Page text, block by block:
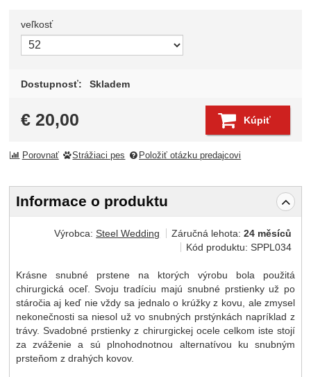
Zvoľte variant
veľkosť
Dostupnosť: Skladem
€ 20,00 Kúpiť
Porovnať Strážiaci pes Položiť otázku predajcovi
Informace o produktu
Výrobca:Steel Wedding Záručná lehota:24 měsíců
Kód produktu:SPPL034
Krásne snubné prstene na ktorých výrobu bola použitá
chirurgická oceľ. Svoju tradíciu majú snubné prstienky už po
stáročia aj keď nie vždy sa jednalo o krúžky z kovu, ale zmysel
nekonečnosti sa niesol už vo snubných prstýnkách napríklad z
trávy. Svadobné prstienky z chirurgickej ocele celkom iste stojí
za zváženie a sú plnohodnotnou alternatívou ku snubným
prsteňom z drahých kovov.